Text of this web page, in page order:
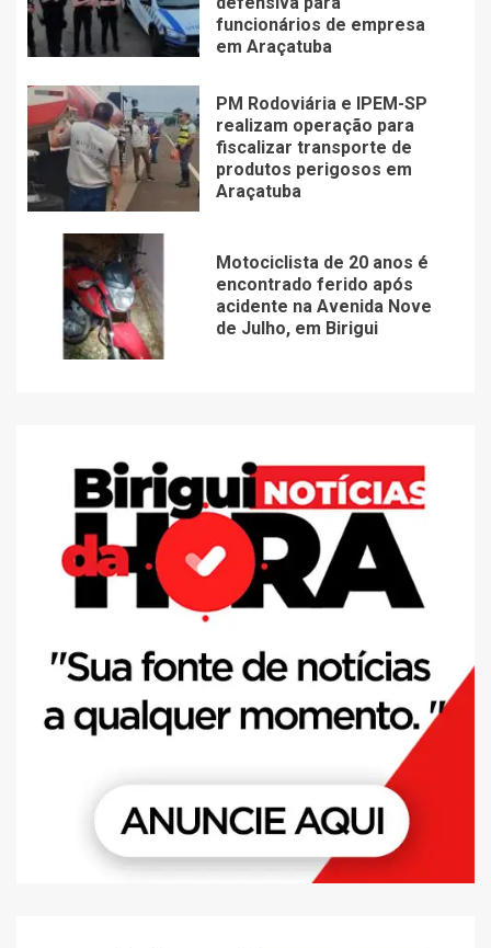
funcionários de empresa
em Araçatuba
PM Rodoviária e IPEM-SP
realizam operação para
fiscalizar transporte de
produtos perigosos em
Araçatuba
Motociclista de 20 anos é
encontrado ferido após
acidente na Avenida Nove
de Julho, em Birigui